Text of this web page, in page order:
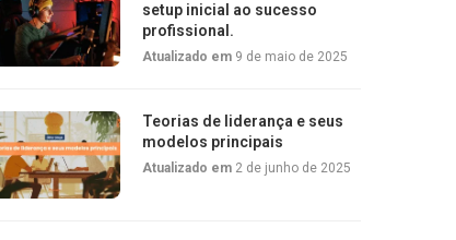
setup inicial ao sucesso
profissional.
Atualizado em 9 de maio de 2025
Teorias de liderança e seus
modelos principais
Atualizado em 2 de junho de 2025